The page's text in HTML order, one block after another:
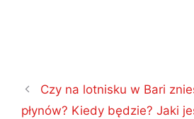
Nawigacja
wpisu
Czy na lotnisku w Bari
płynów? Kiedy będzie? Jaki